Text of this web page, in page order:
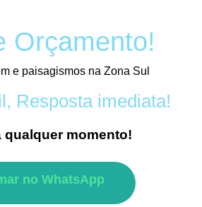
Orçamento!
e paisagismos na Zona Sul
Resposta imediata!
qualquer momento!
no WhatsApp